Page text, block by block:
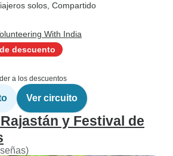
solos, Compartido
With India
descuento
a los descuentos
Ver circuito
y Festival de